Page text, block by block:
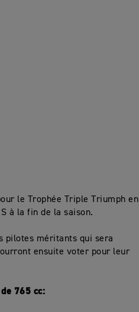
le Trophée Triple Triumph en
à la fin de la saison.
pilotes méritants qui sera
ensuite voter pour leur
765 cc: